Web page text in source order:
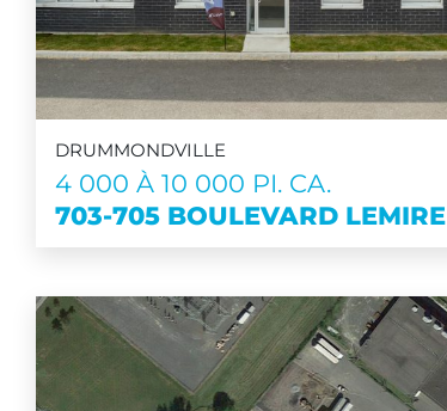
DRUMMONDVILLE
4 000 À 10 000 PI. CA.
703-705 BOULEVARD LEMIRE